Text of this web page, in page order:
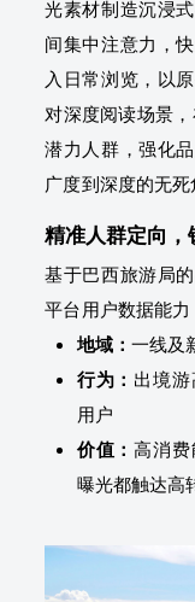
光素材制造沉浸
间集中注意力，
入日常浏览，以
对深度阅读场景
潜力人群，强化
广度到深度的无死
精准人群定向
基于巴西旅游局
平台用户数据能力
地域：一线及
行为： 出境
用户
价值：高消
曝光都触达高